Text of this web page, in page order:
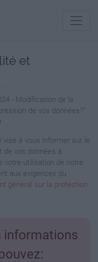
et
- Modification de la
de vos données?"
vise à vous informer sur le
de vos données à
votre utilisation de notre
aux exigences du
général sur la protection
informations